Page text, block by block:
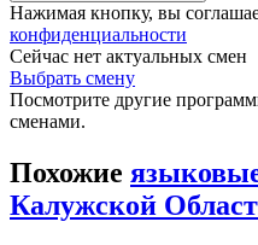
Нажимая кнопку, вы
конфиденциальности
Сейчас нет актуальных смен
Выбрать смену
Посмотрите другие
сменами.
Похожие
Калужской